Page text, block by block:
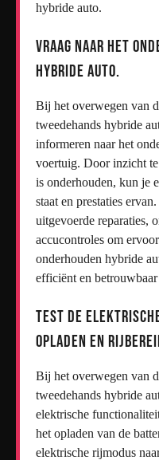
hybride auto.
Vraag naar het
hybride auto.
Bij het overwegen van
tweedehands hybride
informeren naar het
voertuig. Door inzicht
is onderhouden, kun je
staat en prestaties
uitgevoerde reparaties,
accucontroles om
onderhouden hybride
efficiënt en
Test de
opladen en
Bij het overwegen van
tweedehands hybride
elektrische
het opladen van de
elektrische rijmodus